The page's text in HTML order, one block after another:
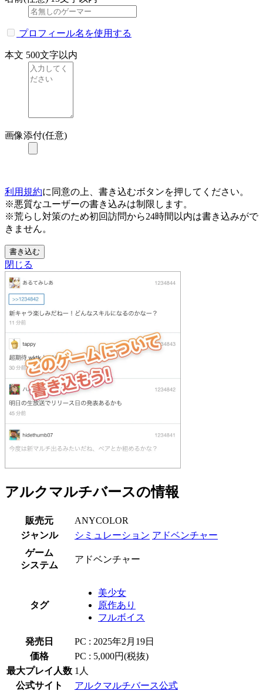
プロフィール名を使用する
本文 500文字以内
画像添付(任意)
利用規約に同意の上、書き込むボタンを押してください。
※悪質なユーザーの書き込みは制限します。
※荒らし対策のため初回訪問から24時間以内は書き込みがで
きません。
書き込む
閉じる
アルクマルチバースの情報
販売元
ANYCOLOR
ジャンル
シミュレーション アドベンチャー
ゲーム
システム
アドベンチャー
タグ
美少女
原作あり
フルボイス
発売日
PC : 2025年2月19日
価格
PC : 5,000円(税抜)
最大プレイ人数 1人
公式サイト
アルクマルチバース公式